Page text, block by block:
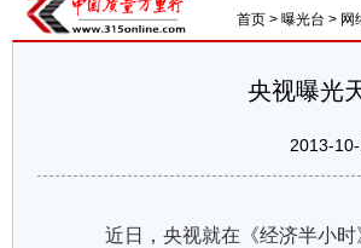
央八项规定 “车轮上的腐败”居首 ·电动汽车
首页 > 曝光台 > 网
央视曝光
2013-
近日，央视就在《经济半小